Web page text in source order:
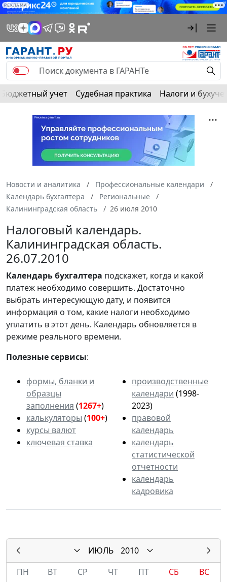
РЕКЛАМА
Бюджетный учет Судебная практика Налоги и
Новости и аналитика
Профессиональные календари
Календарь бухгалтера
Региональные
Калининградская область
26 июля 2010
Налоговый календарь.
Калининградская область.
26.07.2010
Календарьбухгалтера подскажет, когда и какой
платеж необходимо совершить. Достаточно
выбрать интересующую дату, и появится
информация о том, какие налоги необходимо
уплатить в этот день. Календарь обновляется в
режиме реального времени.
Полезные сервисы:
формы, бланки и
образцы
заполнения (1267+)
калькуляторы (100+)
курсы валют
ключевая ставка
производственные
календари (1998-
2023)
правовой
календарь
календарь
статистической
отчетности
календарь
кадровика
ИЮЛЬ
2010
ПН
ВТ СР ЧТ ПТ СБ
ВС